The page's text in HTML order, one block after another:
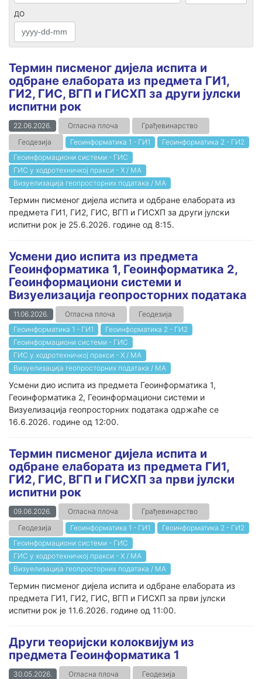
ДО
Термин писменог дијела испита и
одбране елабората из предмета ГИ1,
ГИ2, ГИС, ВГП и ГИСХП за други јулски
испитни рок
22.06.2026. Огласна плоча
Грађевинарство
Геодезија
Геоинформатика 1 - ГИ1
Геоинформатика 2 - ГИ2
Геоинформациони системи - ГИС
ГИС у ходротехничкој пракси - Х / МА
Визуелизација геопросторних података / МА
Термин писменог дијела испита и одбране елабората из
предмета ГИ1, ГИ2, ГИС, ВГП и ГИСХП за други јулски
испитни рок је 25.6.2026. године од 8:15.
Усмени дио испита из предмета
Геоинформатика 1, Геоинформатика 2,
Геоинформациони системи и
Визуелизација геопросторних података
11.06.2026. Огласна плоча
Геодезија
Геоинформатика 1 - ГИ1
Геоинформатика 2 - ГИ2
Геоинформациони системи - ГИС
ГИС у ходротехничкој пракси - Х / МА
Визуелизација геопросторних података / МА
Усмени дио испита из предмета Геоинформатика 1,
Геоинформатика 2, Геоинформациони системи и
Визуелизација геопросторних података одржаће се
16.6.2026. године од 12:00.
Термин писменог дијела испита и
одбране елабората из предмета ГИ1,
ГИ2, ГИС, ВГП и ГИСХП за први јулски
испитни рок
09.06.2026. Огласна плоча
Грађевинарство
Геодезија
Геоинформатика 1 - ГИ1
Геоинформатика 2 - ГИ2
Геоинформациони системи - ГИС
ГИС у ходротехничкој пракси - Х / МА
Визуелизација геопросторних података / МА
Термин писменог дијела испита и одбране елабората из
предмета ГИ1, ГИ2, ГИС, ВГП и ГИСХП за први јулски
испитни рок је 11.6.2026. године од 11:00.
Други теоријски колоквијум из
предмета Геоинформатика 1
30.05.2026. Огласна плоча
Геодезија